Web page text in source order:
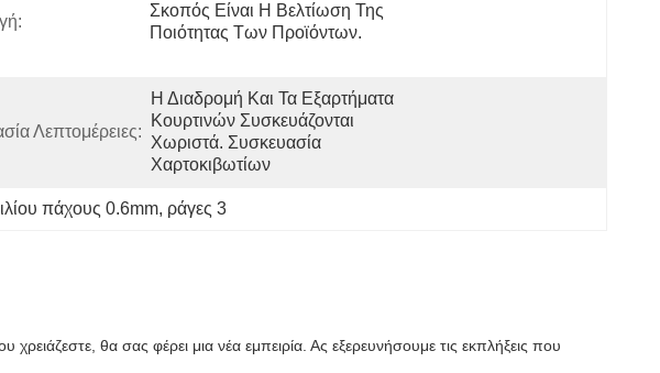
Σκοπός Είναι Η Βελτίωση Της
Ποιότητας Των Προϊόντων.
Λεπτομέρειες:
Η Διαδρομή Και Τα Εξαρτήματα
Κουρτινών Συσκευάζονται
Χωριστά. Συσκευασία
Χαρτοκιβωτίων
πάχους 0.6mm, ράγες 3
θα σας φέρει μια νέα εμπειρία. Ας εξερευνήσουμε τις εκπλήξεις που